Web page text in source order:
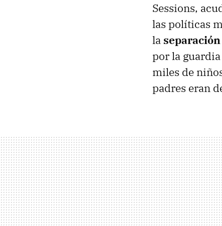
Sessions,
las políticas
laseparación
por la
miles de
padres eran